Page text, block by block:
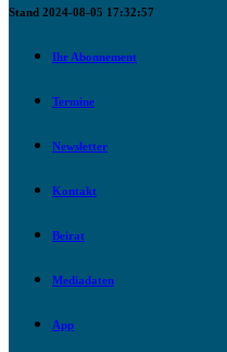
Stand 2024-08-05 17:32:57
Ihr Abonnement
Termine
Newsletter
Kontakt
Beirat
Mediadaten
App